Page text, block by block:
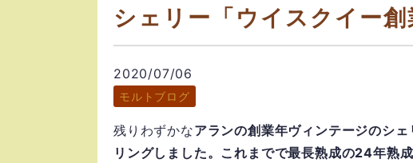
シェリー「ウイスクイー創
2020/07/06
モルトブログ
残りわずかなアランの創業年ヴィンテージのシ
リングしました。これまでで最長熟成の24年熟成